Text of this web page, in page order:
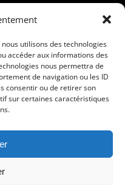
utilisons des technologies
accéder aux informations des
nous permettra de
de navigation ou les ID
consentir ou de retirer son
sur certaines caractéristiques
05
Service proposé